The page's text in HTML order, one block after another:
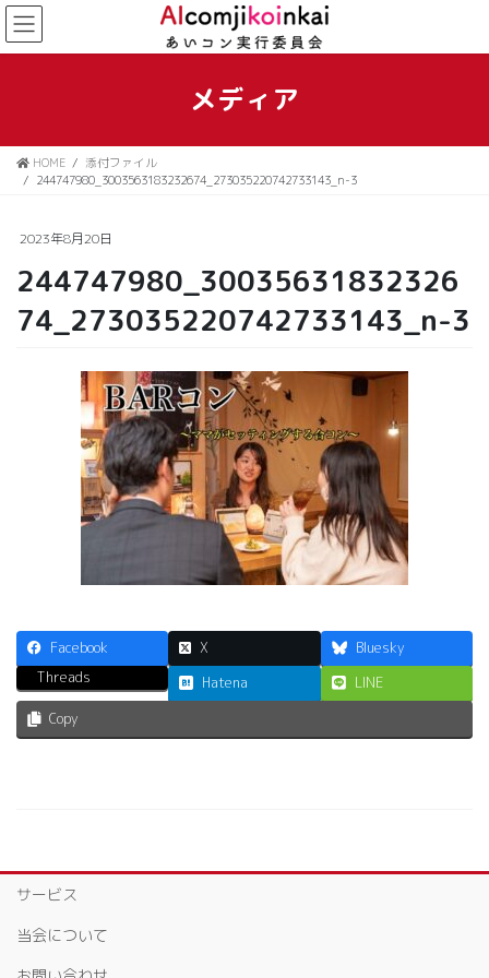
コ
ン
テ
移
ナ
ビ
ゲ
ン
メディア
HOME
添付ファイル
244747980_3003563183232674_273035220742733143_n-3
2023年8月20日
244747980_30035631832326
74_273035220742733143_n-3
Facebook X
Bluesky
Threads
Hatena
LINE
Copy
サービス
当会について